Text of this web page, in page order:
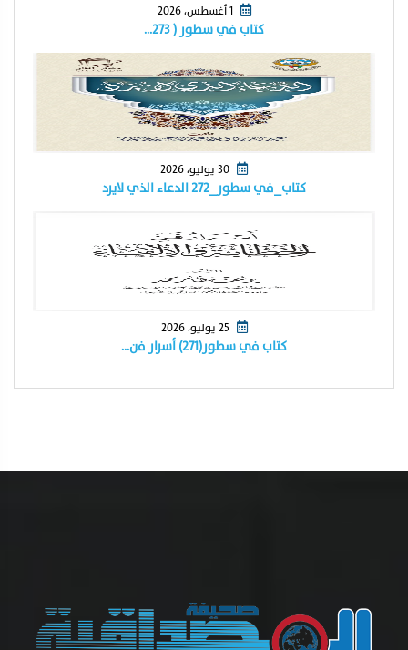
1 أغسطس، 2026
كتاب في سطور ( ٢٧٣…
كتاب_في سطور_٢٧٢ الدعاء الذي لايرد
كتاب في سطور(٢٧١) أسرار فن…